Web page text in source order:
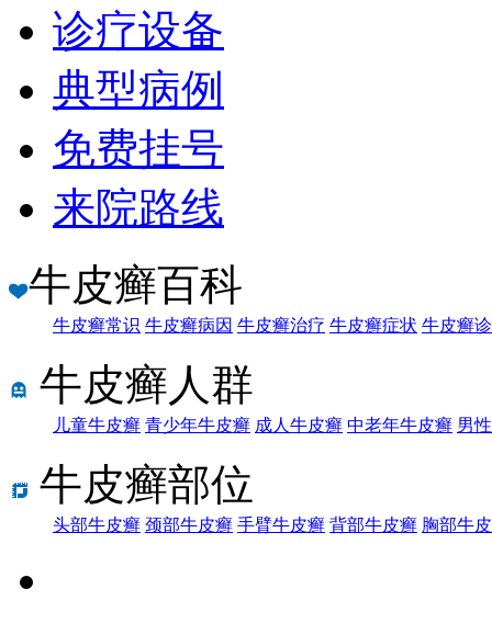
诊疗设备
典型病例
免费挂号
来院路线
牛皮癣百科
牛皮癣常识 牛皮癣病因 牛皮癣治疗 牛皮癣症状 牛皮癣
牛皮癣人群
儿童牛皮癣 青少年牛皮癣 成人牛皮癣 中老年牛皮癣 男
牛皮癣部位
头部牛皮癣 颈部牛皮癣 手臂牛皮癣 背部牛皮癣 胸部牛